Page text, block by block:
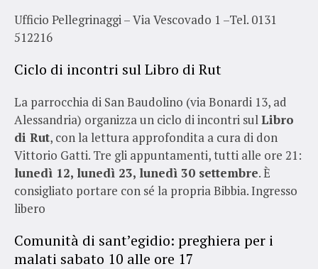
Ufficio Pellegrinaggi – Via Vescovado 1 –Tel. 0131
512216
Ciclo di incontri sul Libro di Rut
La parrocchia di San Baudolino (via Bonardi 13, ad
Alessandria) organizza un ciclo di incontri sulLibro
di Rut, con la lettura approfondita a cura di don
Vittorio Gatti. Tre gli appuntamenti, tutti alle ore 21:
lunedì 12, lunedì 23, lunedì 30 settembre. È
consigliato portare con sé la propria Bibbia. Ingresso
libero
Comunità di sant’egidio: preghiera per i
malati sabato 10 alle ore 17